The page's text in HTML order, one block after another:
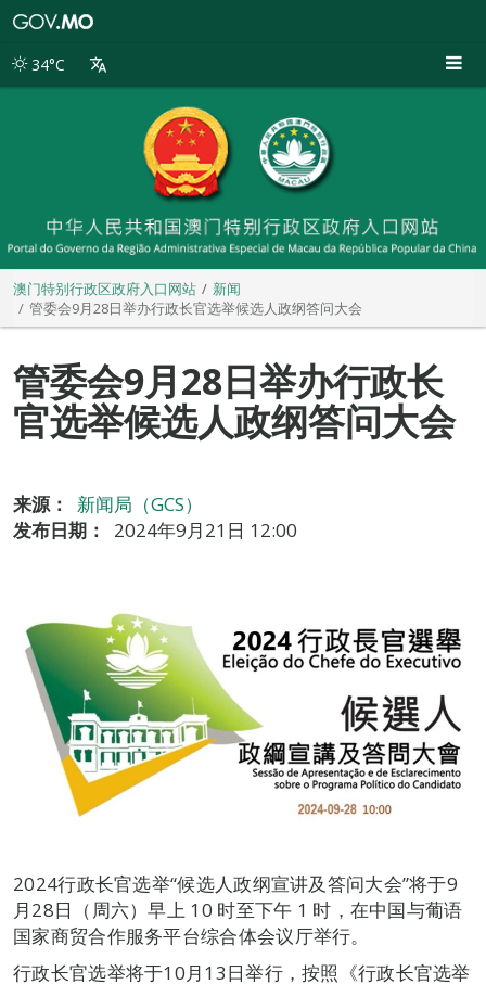
别
34°C
澳门特别行政区政府入口网站
新闻
管委会9月28日举办行政长官选举候选人政纲答问大会
管委会9月28日举办行政长
官选举候选人政纲答问大会
来源：
新闻局（GCS）
发布日期：
2024年9月21日 12:00
2024行政长官选举“候选人政纲宣讲及答问大会”将于9
月28日（周六）早上 10 时至下午 1 时，在中国与葡语
国家商贸合作服务平台综合体会议厅举行。
行政长官选举将于10月13日举行，按照《行政长官选举